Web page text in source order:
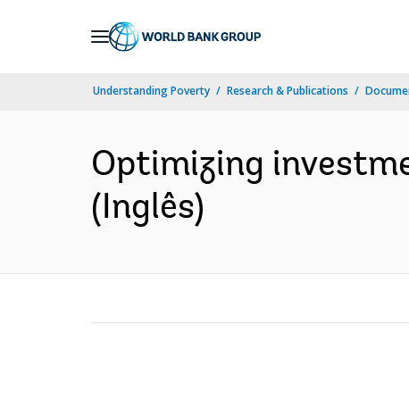
Understanding Poverty Research & Publications
Optimizing
(Inglês)